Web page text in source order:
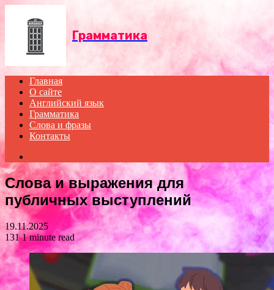
Грамматика
Главная
О сайте
Английский язык
Грамматика
Слова и фразы
Контакты
for
Слова и выражения для
публичных выступлений
19.11.2025
1311 minute read